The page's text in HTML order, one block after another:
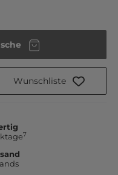
Wunschliste
7